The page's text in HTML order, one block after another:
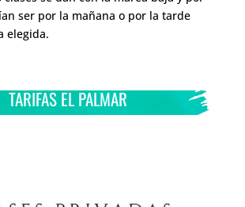
ser por la mañana o por la tarde
elegida.
TARIFAS EL PALMAR